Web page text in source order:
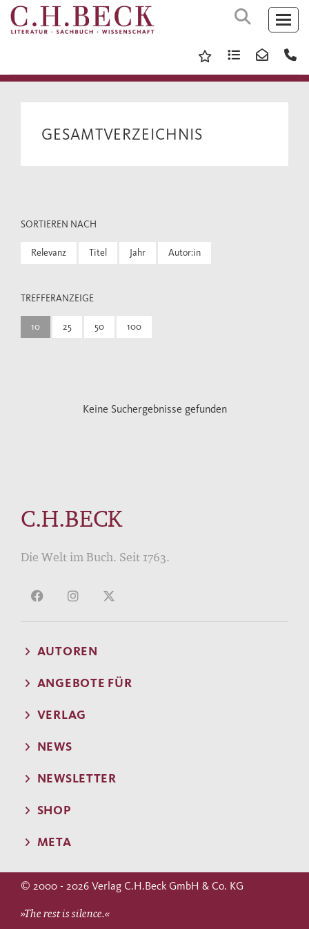
GESAMTVERZEICHNIS
SORTIEREN NACH
Relevanz Titel Jahr Autor:in
TREFFERANZEIGE
10 25 50 100
Keine Suchergebnisse gefunden
C.H.BECK
Die Welt im Buch. Seit 1763.
AUTOREN
ANGEBOTE FÜR
VERLAG
NEWS
NEWSLETTER
SHOP
META
© 2000 - 2026 Verlag C.H.Beck GmbH & Co. KG
»The rest is silence.«